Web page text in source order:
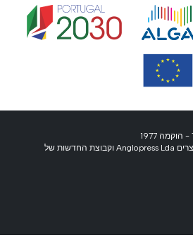
כל התוכן והעיצוב הוא זכויות יוצרים Anglopress Lda וקבוצת החדשות של